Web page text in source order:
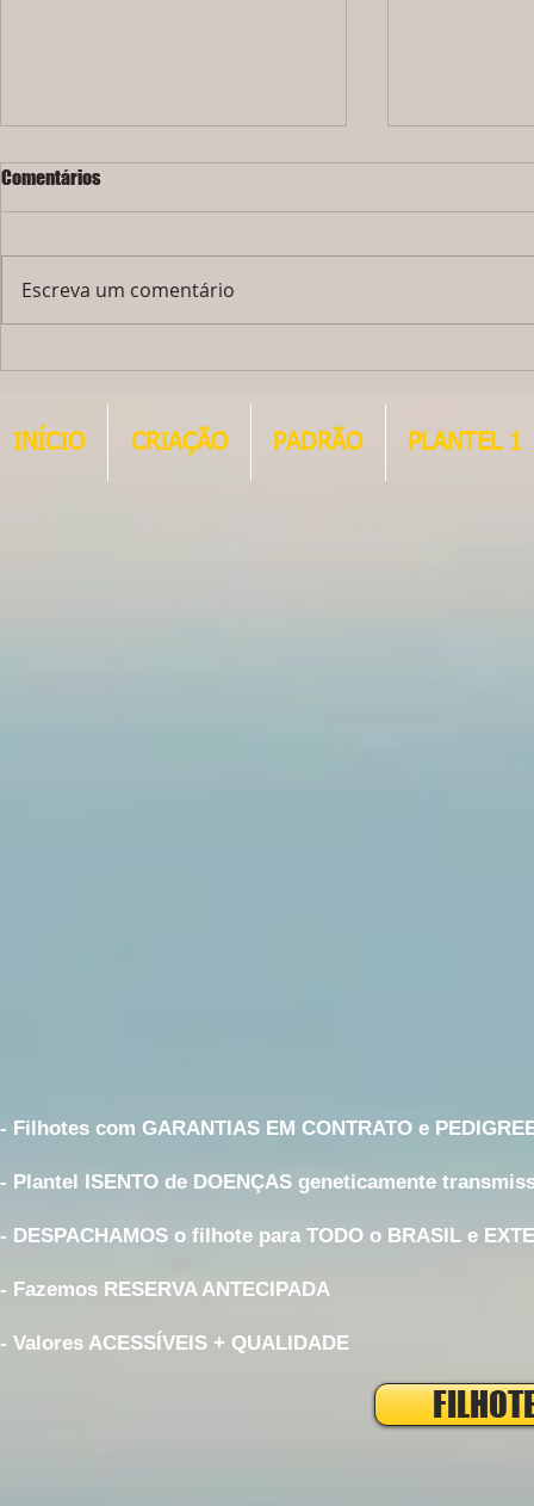
Comentários
Escreva um comentário
INÍCIO CRIAÇÃO PADRÃO PLANTEL 1
- Filhotes com GARANTIAS EM CONTRATO e
- Plantel ISENTO de DOENÇAS geneticamente
- DESPACHAMOS o filhote para TODO o BRASIL e
- Fazemos RESERVA ANTECIPADA
- Valores ACESSÍVEIS + QUALIDADE